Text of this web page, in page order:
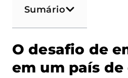
Sumário
O desafio de
em um país